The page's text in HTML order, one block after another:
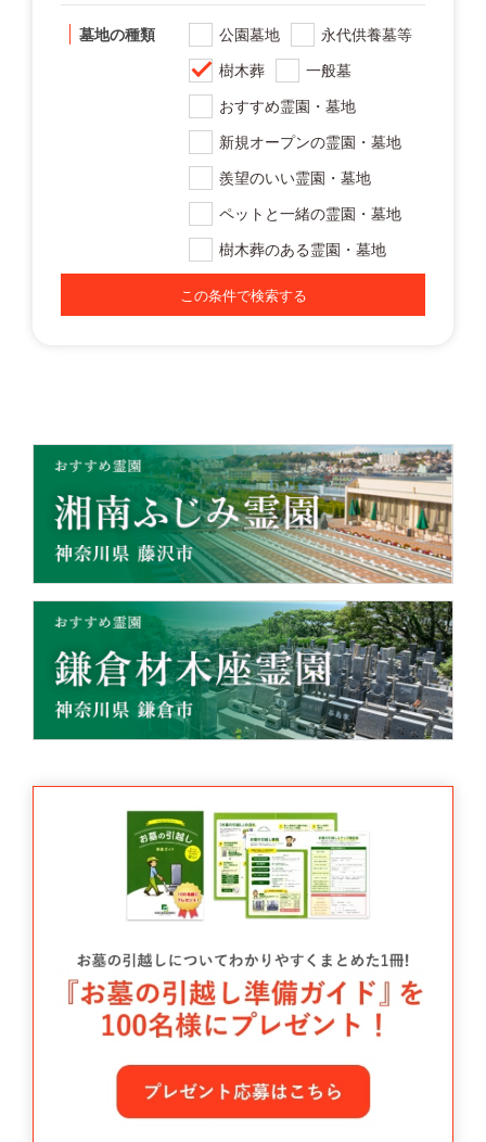
墓地の種類 公園墓地
永代供養墓等
樹木葬
一般墓
おすすめ霊園・墓地
新規オープンの霊園・墓地
羨望のいい霊園・墓地
ペットと一緒の霊園・墓地
樹木葬のある霊園・墓地
この条件で検索する